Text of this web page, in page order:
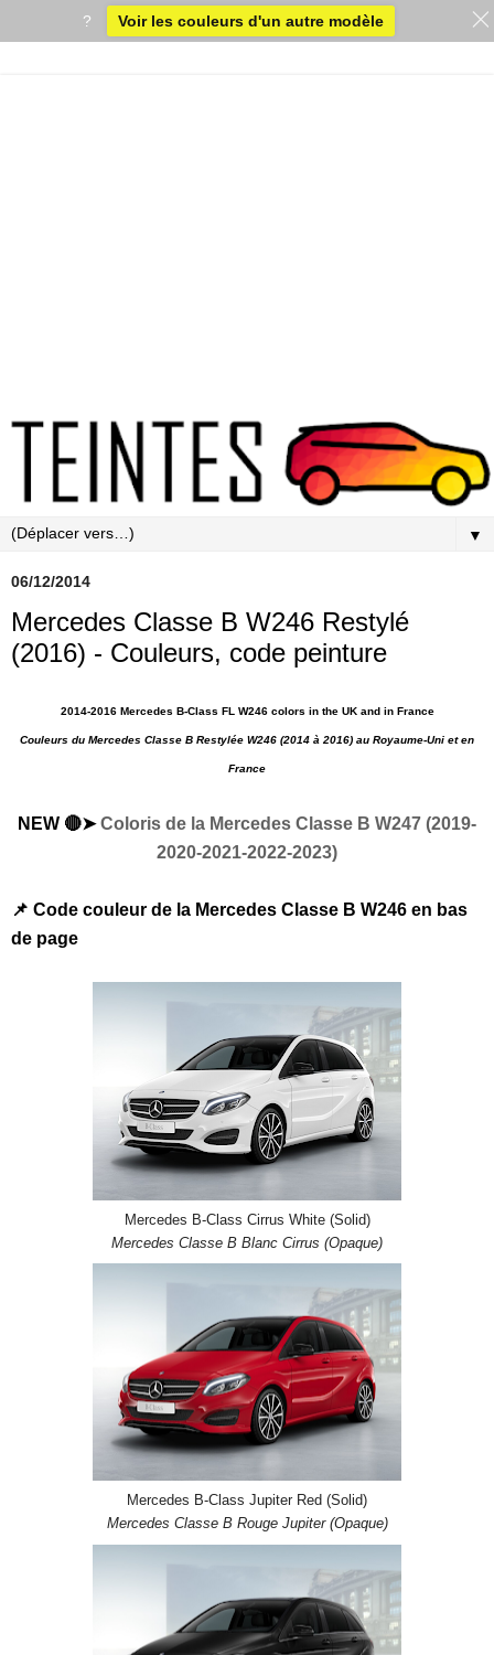
▼
06/12/2014
Mercedes Classe B W246 Restylé
(2016) - Couleurs, code peinture
2014-2016 Mercedes B-Class FL W246 colors in the UK and in France
Couleurs du Mercedes Classe B Restylée W246 (2014 à 2016) au Royaume-Uni et en
France
NEW 🔴➤Coloris de la Mercedes Classe B W247 (2019-
2020-2021-2022-2023)
📌 Code couleur de la Mercedes Classe B W246 en bas
de page
Mercedes B-Class Cirrus White (Solid)
Mercedes Classe B Blanc Cirrus (Opaque)
Mercedes B-Class Jupiter Red (Solid)
Mercedes Classe B Rouge Jupiter (Opaque)
? Voir les couleurs d'un autre modèle